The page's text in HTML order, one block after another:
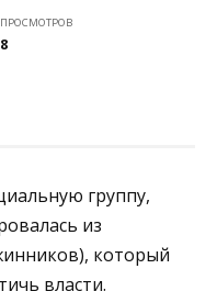
ПРОСМОТРОВ
8
группу,
из
который
власти.